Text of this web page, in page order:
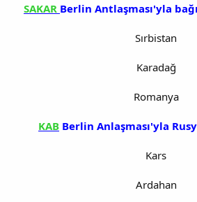
i
SAKAR Berlin Antlaşması'yla
Sırbistan
Karadağ
Romanya
KAB Berlin Anlaşması'yla
Kars
Ardahan